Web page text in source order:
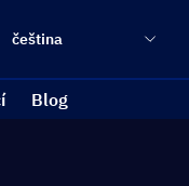
čeština
Blog